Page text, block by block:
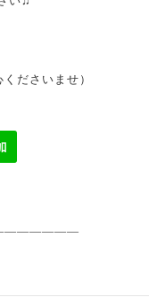
ださいませ）